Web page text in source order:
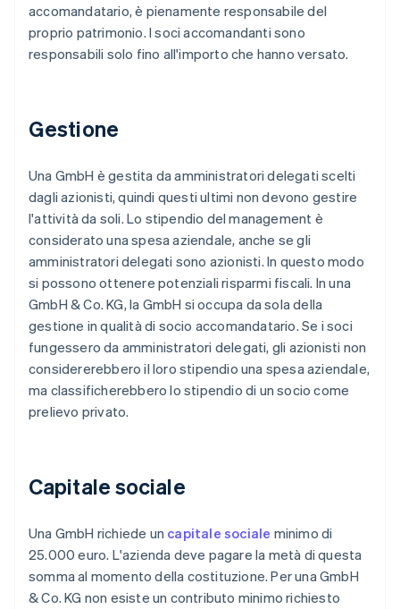
accomandatario, è pienamente responsabile del
proprio patrimonio. I soci accomandanti sono
responsabili solo fino all'importo che hanno versato.
Gestione
Una GmbH è gestita da amministratori delegati scelti
dagli azionisti, quindi questi ultimi non devono gestire
l'attività da soli. Lo stipendio del management è
considerato una spesa aziendale, anche se gli
amministratori delegati sono azionisti. In questo modo
si possono ottenere potenziali risparmi fiscali. In una
GmbH & Co. KG, la GmbH si occupa da sola della
gestione in qualità di socio accomandatario. Se i soci
fungessero da amministratori delegati, gli azionisti non
considererebbero il loro stipendio una spesa aziendale,
ma classificherebbero lo stipendio di un socio come
prelievo privato.
Capitale sociale
Una GmbH richiede un capitale sociale minimo di
25.000 euro. L'azienda deve pagare la metà di questa
somma al momento della costituzione. Per una GmbH
& Co. KG non esiste un contributo minimo richiesto